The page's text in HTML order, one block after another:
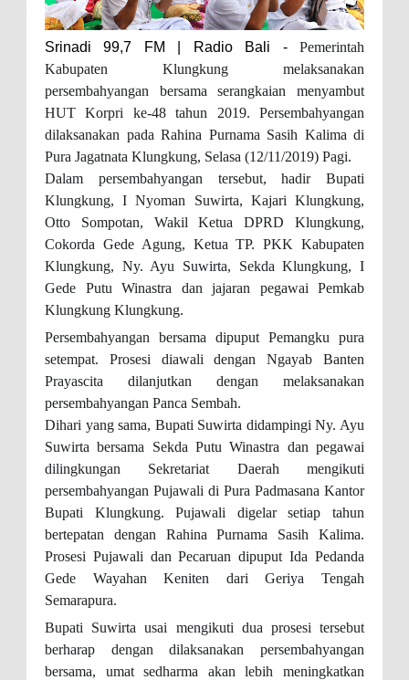
Srinadi 99,7 FM | Radio Bali - Pemerintah
Kabupaten Klungkung melaksanakan
persembahyangan bersama serangkaian menyambut
HUT Korpri ke-48 tahun 2019. Persembahyangan
dilaksanakan pada Rahina Purnama Sasih Kalima di
Pura Jagatnata Klungkung, Selasa (12/11/2019) Pagi.
Dalam persembahyangan tersebut, hadir Bupati
Klungkung, I Nyoman Suwirta, Kajari Klungkung,
Otto Sompotan, Wakil Ketua DPRD Klungkung,
Cokorda Gede Agung, Ketua TP. PKK Kabupaten
Klungkung, Ny. Ayu Suwirta, Sekda Klungkung, I
Gede Putu Winastra dan jajaran pegawai Pemkab
Klungkung Klungkung.
Persembahyangan bersama dipuput Pemangku pura
setempat. Prosesi diawali dengan Ngayab Banten
Prayascita dilanjutkan dengan melaksanakan
persembahyangan Panca Sembah.
Dihari yang sama, Bupati Suwirta didampingi Ny. Ayu
Suwirta bersama Sekda Putu Winastra dan pegawai
dilingkungan Sekretariat Daerah mengikuti
persembahyangan Pujawali di Pura Padmasana Kantor
Bupati Klungkung. Pujawali digelar setiap tahun
bertepatan dengan Rahina Purnama Sasih Kalima.
Prosesi Pujawali dan Pecaruan dipuput Ida Pedanda
Gede Wayahan Keniten dari Geriya Tengah
Semarapura.
Bupati Suwirta usai mengikuti dua prosesi tersebut
berharap dengan dilaksanakan persembahyangan
bersama, umat sedharma akan lebih meningkatkan